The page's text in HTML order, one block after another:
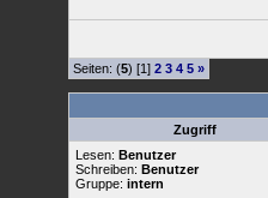
Seiten: (5) [1] 2 3 4 5 »
Zugriff
Lesen: Benutzer
Schreiben: Benutzer
Gruppe: intern